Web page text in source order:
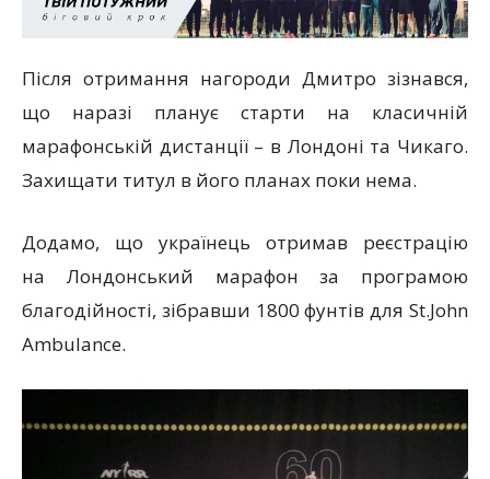
Після отримання нагороди Дмитро зізнався,
що наразі планує старти на класичній
марафонській дистанції – в Лондоні та Чикаго.
Захищати титул в його планах поки нема.
Додамо, що українець отримав реєстрацію
на Лондонський марафон за програмою
благодійності, зібравши 1800 фунтів для St.John
Ambulance.